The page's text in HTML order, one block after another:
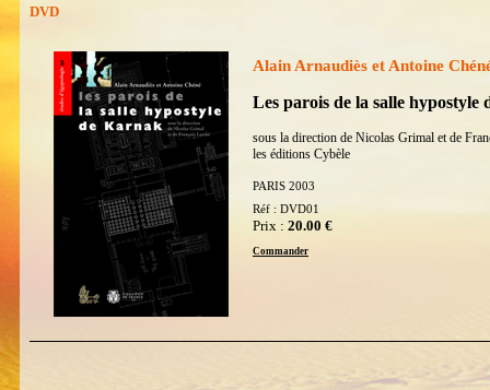
DVD
Alain Arnaudiès et Antoine
Les parois de la salle hypostyle
sous la direction de Nicolas Grimal et de
les éditions Cybèle
PARIS 2003
Réf : DVD01
Prix : 20.00 €
Commander